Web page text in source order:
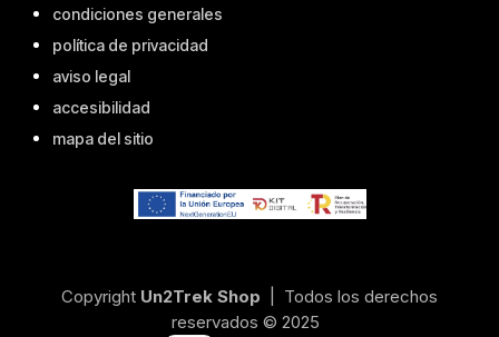
condiciones generales
política de privacidad
aviso legal
accesibilidad
mapa del sitio
Copyright Un2Trek Shop | Todos los derechos
reservados © 2025